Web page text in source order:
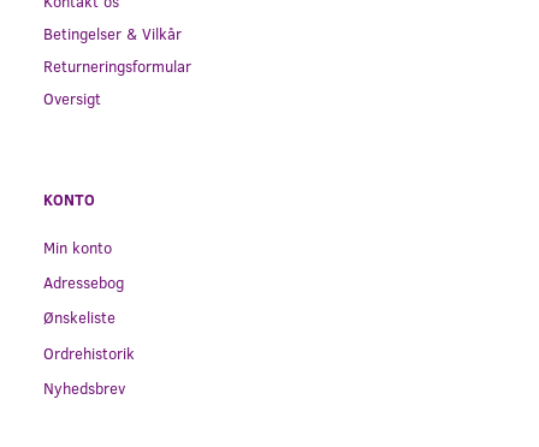
Betingelser & Vilkår
Returneringsformular
Oversigt
KONTO
Min konto
Adressebog
Ønskeliste
Ordrehistorik
Nyhedsbrev